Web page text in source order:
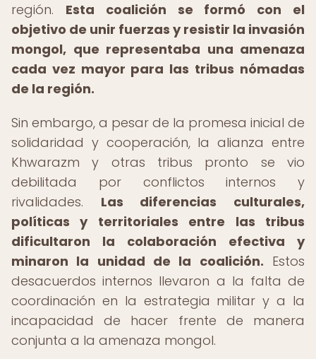
región. Esta coalición se formó con el
objetivo de unir fuerzas y resistir la invasión
mongol, que representaba una amenaza
cada vez mayor para las tribus nómadas
de la región.
Sin embargo, a pesar de la promesa inicial de
solidaridad y cooperación, la alianza entre
Khwarazm y otras tribus pronto se vio
debilitada por conflictos internos y
rivalidades. Las diferencias culturales,
políticas y territoriales entre las tribus
dificultaron la colaboración efectiva y
minaron la unidad de la coalición. Estos
desacuerdos internos llevaron a la falta de
coordinación en la estrategia militar y a la
incapacidad de hacer frente de manera
conjunta a la amenaza mongol.